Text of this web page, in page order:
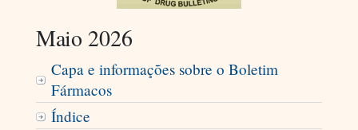
Maio 2026
Capa e informações sobre o Boletim
Fármacos
Índice